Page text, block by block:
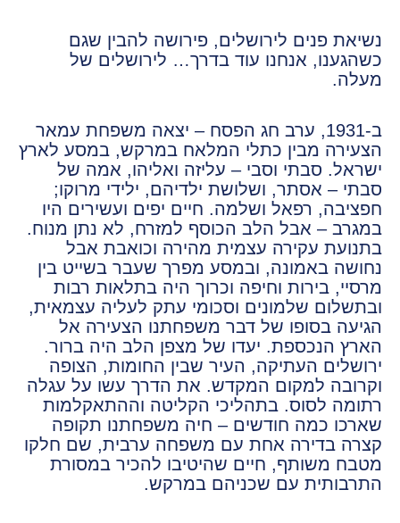
נשיאת פנים לירושלים, פירושה להבין שגם
כשהגענו, אנחנו עוד בדרך… לירושלים של
מעלה.
ב-1931, ערב חג הפסח – יצאה משפחת עמאר
הצעירה מבין כתלי המלאח במרקש, במסע לארץ
ישראל. סבתי וסבי – עליזה ואליהו, אמה של
סבתי – אסתר, ושלושת ילדיהם, ילידי מרוקו;
חפציבה, רפאל ושלמה. חיים יפים ועשירים היו
במגרב – אבל הלב הכוסף למזרח, לא נתן מנוח.
בתנועת עקירה עצמית מהירה וכואבת אבל
נחושה באמונה, ובמסע מפרך שעבר בשייט בין
מרסיי, בירות וחיפה וכרוך היה בתלאות רבות
ובתשלום שלמונים וסכומי עתק לעליה עצמאית,
הגיעה בסופו של דבר משפחתנו הצעירה אל
הארץ הנכספת. יעדו של מצפן הלב היה ברור.
ירושלים העתיקה, העיר שבין החומות, הצופה
וקרובה למקום המקדש. את הדרך עשו על עגלה
רתומה לסוס. בתהליכי הקליטה וההתאקלמות
שארכו כמה חודשים – חיה משפחתנו תקופה
קצרה בדירה אחת עם משפחה ערבית, שם חלקו
מטבח משותף, חיים שהיטיבו להכיר במסורת
התרבותית עם שכניהם במרקש.